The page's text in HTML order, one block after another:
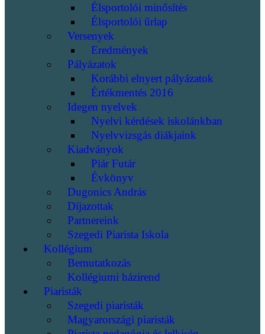
Élsportolói minősítés
Élsportolói űrlap
Versenyek
Eredmények
Pályázatok
Korábbi elnyert pályázatok
Értékmentés 2016
Idegen nyelvek
Nyelvi kérdések iskolánkban
Nyelvvizsgás diákjaink
Kiadványok
Piár Futár
Évkönyv
Dugonics András
Díjazottak
Partnereink
Szegedi Piarista Iskola
Kollégium
Bemutatkozás
Kollégiumi házirend
Piaristák
Szegedi piaristák
Magyarországi piaristák